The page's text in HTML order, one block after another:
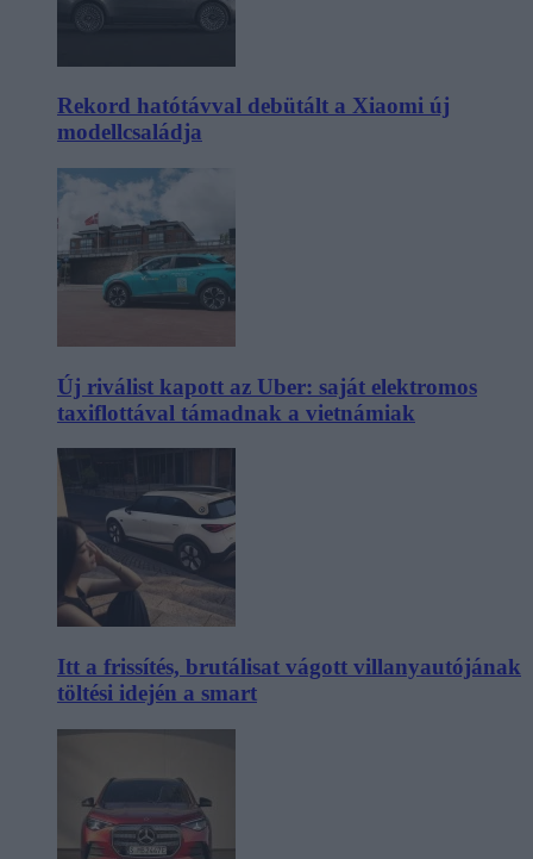
Rekord hatótávval debütált a Xiaomi új
modellcsaládja
Új riválist kapott az Uber: saját elektromos
taxiflottával támadnak a vietnámiak
Itt a frissítés, brutálisat vágott villanyautójának
töltési idején a smart